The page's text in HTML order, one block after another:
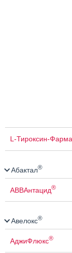
L-Тироксин-
Абактал®
АВВАнтацид®
Авелокс®
АджиФлюкс®